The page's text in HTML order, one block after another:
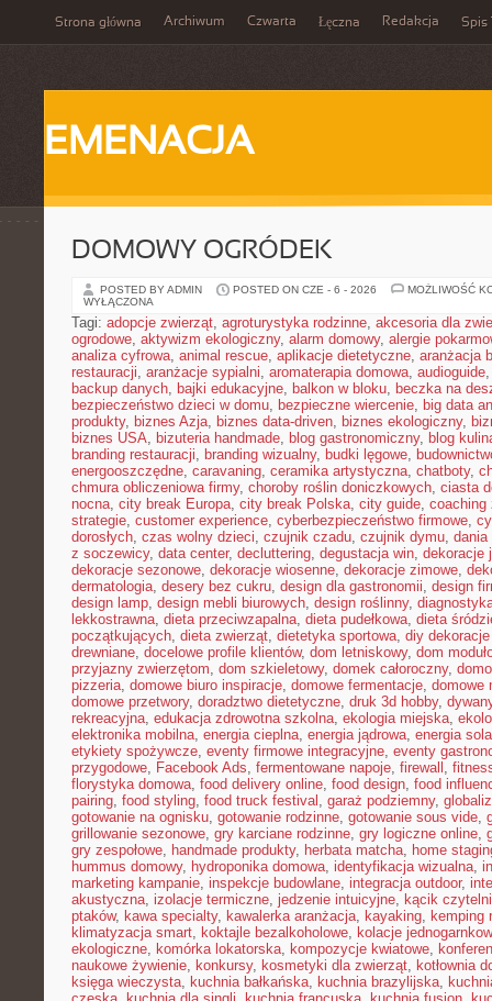
Strona główna Archiwum Czwarta Łęczna Redakcja Spis
EMENACJA
DOMOWY OGRÓDEK
POSTED BY ADMIN POSTED ON CZE - 6 - 2026
MOŻLIWOŚĆ
WYŁĄCZONA
Tagi: adopcje zwierząt, agroturystyka rodzinne, akcesoria dla
ogrodowe, aktywizm ekologiczny, alarm domowy, alergie
analiza cyfrowa, animal rescue, aplikacje dietetyczne, aranżacja
restauracji, aranżacje sypialni, aromaterapia domowa, audioguide
backup danych, bajki edukacyjne, balkon w bloku, beczka na
bezpieczeństwo dzieci w domu, bezpieczne wiercenie, big data
produkty, biznes Azja, biznes data-driven, biznes ekologiczny,
biznes USA, bizuteria handmade, blog gastronomiczny, blog
branding restauracji, branding wizualny, budki lęgowe,
energooszczędne, caravaning, ceramika artystyczna, chatboty,
chmura obliczeniowa firmy, choroby roślin doniczkowych, ciasta
nocna, city break Europa, city break Polska, city guide, coaching
strategie, customer experience, cyberbezpieczeństwo firmowe,
dorosłych, czas wolny dzieci, czujnik czadu, czujnik dymu,
z soczewicy, data center, decluttering, degustacja win, dekoracje
dekoracje sezonowe, dekoracje wiosenne, dekoracje zimowe,
dermatologia, desery bez cukru, design dla gastronomii, design
design lamp, design mebli biurowych, design roślinny,
lekkostrawna, dieta przeciwzapalna, dieta pudełkowa, dieta
początkujących, dieta zwierząt, dietetyka sportowa, diy
drewniane, docelowe profile klientów, dom letniskowy, dom
przyjazny zwierzętom, dom szkieletowy, domek całoroczny,
pizzeria, domowe biuro inspiracje, domowe fermentacje, domowe
domowe przetwory, doradztwo dietetyczne, druk 3d hobby,
rekreacyjna, edukacja zdrowotna szkolna, ekologia miejska,
elektronika mobilna, energia cieplna, energia jądrowa, energia
etykiety spożywcze, eventy firmowe integracyjne, eventy
przygodowe, Facebook Ads, fermentowane napoje, firewall ,
florystyka domowa, food delivery online, food design, food
pairing, food styling, food truck festival , garaż podziemny,
gotowanie na ognisku, gotowanie rodzinne, gotowanie sous vide,
grillowanie sezonowe, gry karciane rodzinne, gry logiczne online,
gry zespołowe, handmade produkty, herbata matcha, home
hummus domowy, hydroponika domowa, identyfikacja wizualna,
marketing kampanie, inspekcje budowlane, integracja outdoor,
akustyczna, izolacje termiczne, jedzenie intuicyjne, kącik
ptaków, kawa specialty, kawalerka aranżacja, kayaking, kemping
klimatyzacja smart, koktajle bezalkoholowe, kolacje
ekologiczne, komórka lokatorska, kompozycje kwiatowe,
naukowe żywienie, konkursy, kosmetyki dla zwierząt, kotłownia
księga wieczysta, kuchnia bałkańska, kuchnia brazylijska,